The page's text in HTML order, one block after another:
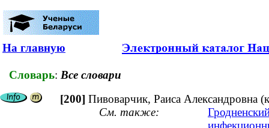
На главную
Словарь: Все словари
[200] Пивоварчик, Раиса Александровна
См. также: